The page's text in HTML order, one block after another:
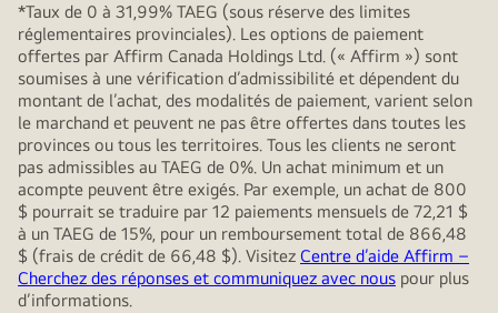
*Taux de 0 à 31,99% TAEG (sous réserve des limites
réglementaires provinciales). Les options de paiement
offertes par Affirm Canada Holdings Ltd. (« Affirm ») sont
soumises à une vérification d’admissibilité et dépendent du
montant de l’achat, des modalités de paiement, varient selon
le marchand et peuvent ne pas être offertes dans toutes les
provinces ou tous les territoires. Tous les clients ne seront
pas admissibles au TAEG de 0%. Un achat minimum et un
acompte peuvent être exigés. Par exemple, un achat de 800
$ pourrait se traduire par 12 paiements mensuels de 72,21 $
à un TAEG de 15%, pour un remboursement total de 866,48
$ (frais de crédit de 66,48 $). Visitez Centre d’aide Affirm –
Cherchez des réponses et communiquez avec nous pour plus
d’informations.